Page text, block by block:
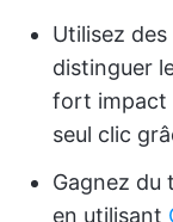
Utilisez
distinguer
fort impact
seul clic
Gagnez du
en utilisant